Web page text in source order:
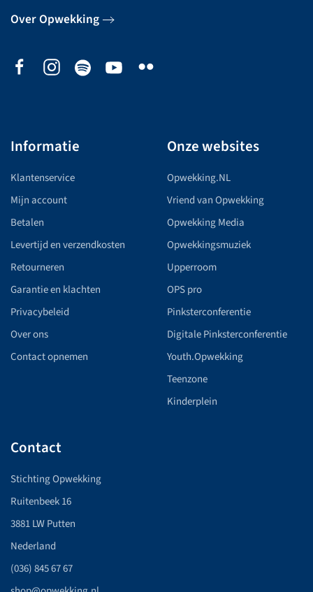
Over Opwekking
Informatie
Klantenservice
Mijn account
Betalen
Levertijd en verzendkosten
Retourneren
Garantie en klachten
Privacybeleid
Over ons
Contact opnemen
Onze websites
Opwekking.NL
Vriend van Opwekking
Opwekking Media
Opwekkingsmuziek
Upperroom
OPS pro
Pinksterconferentie
Digitale Pinksterconferentie
Youth.Opwekking
Teenzone
Kinderplein
Contact
Stichting Opwekking
Ruitenbeek 16
3881 LW Putten
Nederland
(036) 845 67 67